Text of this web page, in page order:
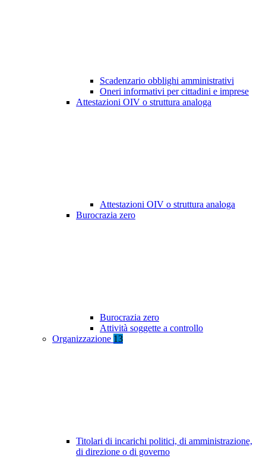
Scadenzario obblighi amministrativi
Oneri informativi per cittadini e imprese
Attestazioni OIV o struttura analoga
Attestazioni OIV o struttura analoga
Burocrazia zero
Burocrazia zero
Attività soggette a controllo
Organizzazione 13
Titolari di incarichi politici, di amministrazione,
di direzione o di governo